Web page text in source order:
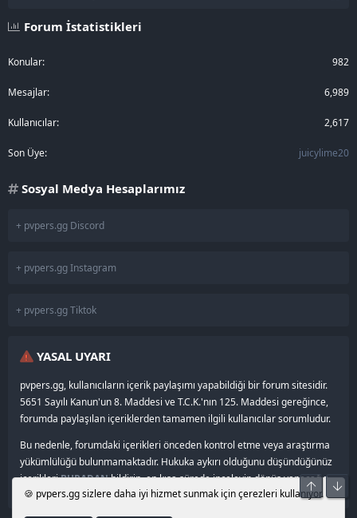
Forum İstatistikleri
Konular 982
Mesajlar 6,989
Kullanıcılar 2,617
Son Üye juicylime20
Sosyal Medya Hesaplarımız
+ pvpers.gg Discord
+ pvpers.gg Instagram
+ pvpers.gg Tiktok
YASAL UYARI
pvpers.gg, kullanıcıların içerik paylaşımı yapabildiği bir forum sitesidir.
5651 Sayılı Kanun'un 8. Maddesi ve T.C.K.'nın 125. Maddesi gereğince,
forumda paylaşılan içeriklerden tamamen ilgili kullanıcılar sorumludur.
Bu nedenle, forumdaki içerikleri önceden kontrol etme veya araştırma
yükümlülüğü bulunmamaktadır. Hukuka aykırı olduğunu düşündüğünüz
içerikleriBURADANbildirin, en kısa sürede inceleyip dönüş yapacağız.
🍪 pvpers.gg sizlere daha iyi hizmet sunmak için çerezleri kullanıyor.
Üst Alt